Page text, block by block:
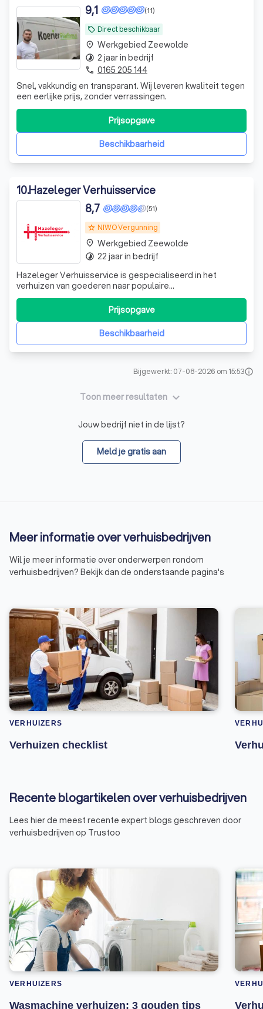
local_offer Direct beschikbaar
(11)
9,1
Snel, vakkundig en transparant. Wij leveren kwaliteit tegen
een eerlijke prijs, zonder verrassingen.
Beschikbaarheid
Prijsopgave
place Werkgebied Zeewolde
timelapse 2 jaar in bedrijf
phone 0165 205 144
10.Hazeleger Verhuisservice
grade NIWO Vergunning
(51)
8,7
Hazeleger Verhuisservice is gespecialiseerd in het
verhuizen van goederen naar populaire
emigratiebestemmingen, zoals: Europa; Nieuw-Zeeland;
Australië; Canada; Suriname; China; Afrika; Amerika.
Hazeleger Verhuisservice kan uw verhuizing uit handen
nemen. Ongeacht of u een particulier of een ondern
Beschikbaarheid
Prijsopgave
place Werkgebied Zeewolde
timelapse 22 jaar in bedrijf
Bijgewerkt: 07-08-2026 om 15:53info
Toon meer resultaten keyboard_arrow_down
Jouw bedrijf niet in de lijst?
Meld je gratis aan
Meer informatie over verhuisbedrijven
Wil je meer informatie over onderwerpen rondom
verhuisbedrijven? Bekijk dan de onderstaande pagina's
VERHUIZERS
Verhuizen checklist
Recente blogartikelen over verhuisbedrijven
Lees hier de meest recente expert blogs geschreven door
verhuisbedrijven op Trustoo
VERHUIZERS
Wasmachine verhuizen: 3 gouden tips